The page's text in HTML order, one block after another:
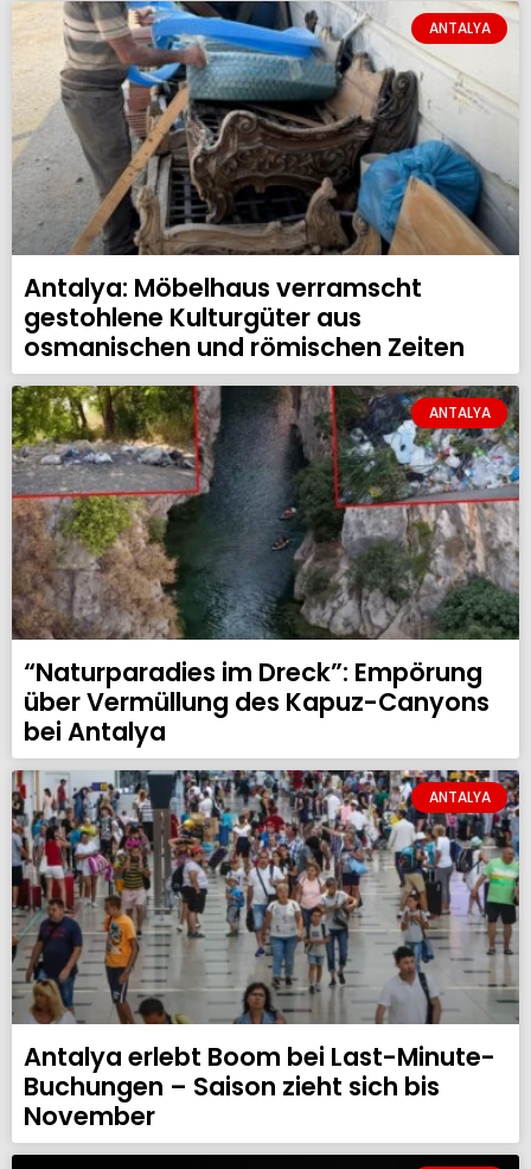
ANTALYA
Antalya: Möbelhaus verramscht
gestohlene Kulturgüter aus
osmanischen und römischen Zeiten
ANTALYA
“Naturparadies im Dreck”: Empörung
über Vermüllung des Kapuz-Canyons
bei Antalya
ANTALYA
Antalya erlebt Boom bei Last-Minute-
Buchungen – Saison zieht sich bis
November